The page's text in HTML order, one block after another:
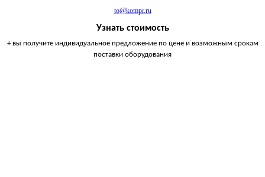
to@kompr.ru
Узнать стоимость
+ вы получите индивидуальное предложение по цене и возможным срокам
поставки оборудования